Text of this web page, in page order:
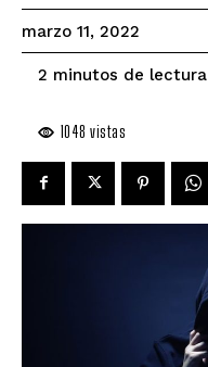
marzo 11, 2022
2 minutos de lectura
1048 vistas